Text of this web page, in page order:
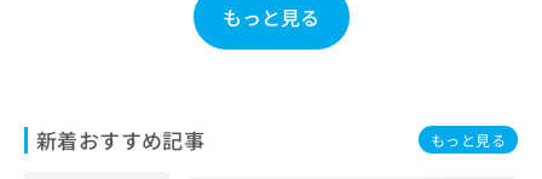
もっと見る
新着おすすめ記事 もっと見る